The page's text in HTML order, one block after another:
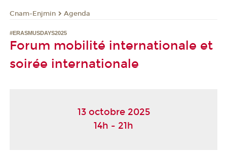
Cnam-Enjmin Agenda
#ERASMUSDAYS2025
Forum mobilité internationale et
soirée internationale
13 octobre 2025
14h - 21h